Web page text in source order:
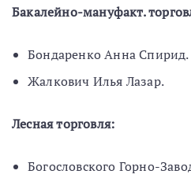
Бакалейно-мануфакт.
Бондаренко Анна Спирид.
Жалкович Илья Лазар.
Лесная торговля:
Богословского Горно-